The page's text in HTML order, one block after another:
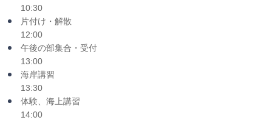
10:30
片付け・解散
12:00
午後の部集合・受付
13:00
海岸講習
13:30
体験、海上講習
14:00